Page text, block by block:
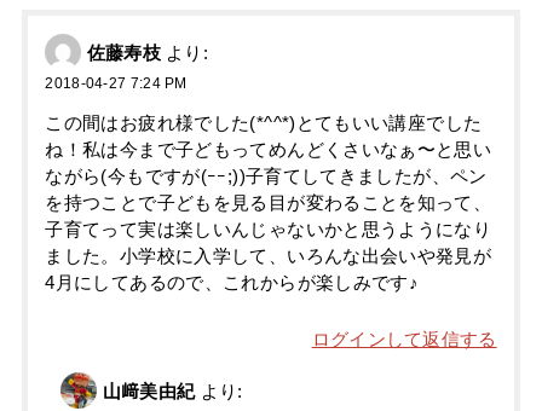
佐藤寿枝 より:
2018-04-27 7:24 PM
この間はお疲れ様でした(*^^*)とてもいい講座でした
ね！私は今まで子どもってめんどくさいなぁ〜と思い
ながら(今もですが(ｰｰ;))子育てしてきましたが、ペン
を持つことで子どもを見る目が変わることを知って、
子育てって実は楽しいんじゃないかと思うようになり
ました。小学校に入学して、いろんな出会いや発見が
4月にしてあるので、これからが楽しみです♪
ログインして返信する
山﨑美由紀 より: